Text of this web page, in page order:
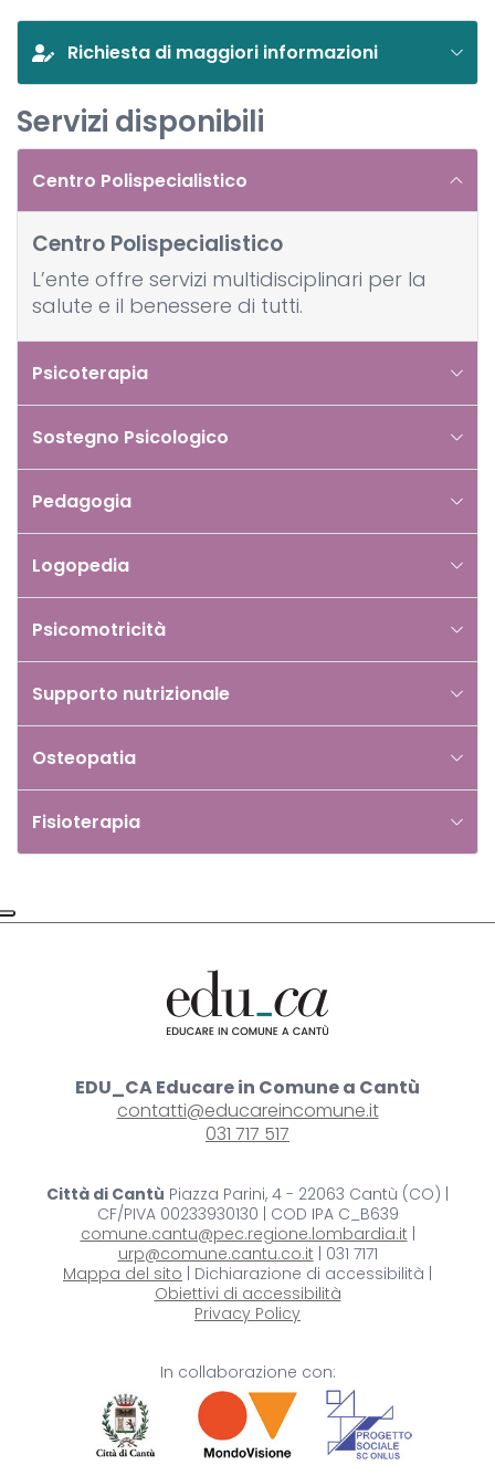
Richiesta di maggiori informazioni
Servizi disponibili
Centro Polispecialistico
Centro Polispecialistico
L’ente offre servizi multidisciplinari per la
salute e il benessere di tutti.
Psicoterapia
Sostegno Psicologico
Pedagogia
Logopedia
Psicomotricità
Supporto nutrizionale
Osteopatia
Fisioterapia
EDU_CA Educare in Comune a Cantù
contatti@educareincomune.it
031 717 517
Città di Cantù Piazza Parini, 4 - 22063 Cantù (CO) |
CF/PIVA 00233930130 | COD IPA C_B639
comune.cantu@pec.regione.lombardia.it |
urp@comune.cantu.co.it | 031 7171
Mappa del sito | Dichiarazione di accessibilità |
Obiettivi di accessibilità
Privacy Policy
In collaborazione con: